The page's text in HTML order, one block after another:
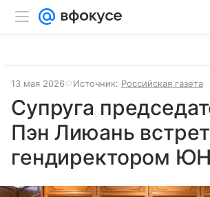
13 мая 2026 Источник: Российская газета
Супруга
Пэн Лиюань
гендиректором